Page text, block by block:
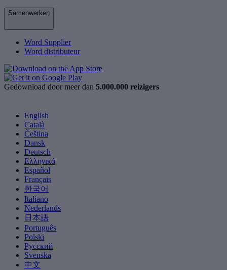
Samenwerken
Word Supplier
Word distributeur
Gedownload door meer dan 5.000.000 reizigers
English
Català
Čeština
Dansk
Deutsch
Ελληνικά
Español
Français
한국어
Italiano
Nederlands
日本語
Português
Polski
Русский
Svenska
中文